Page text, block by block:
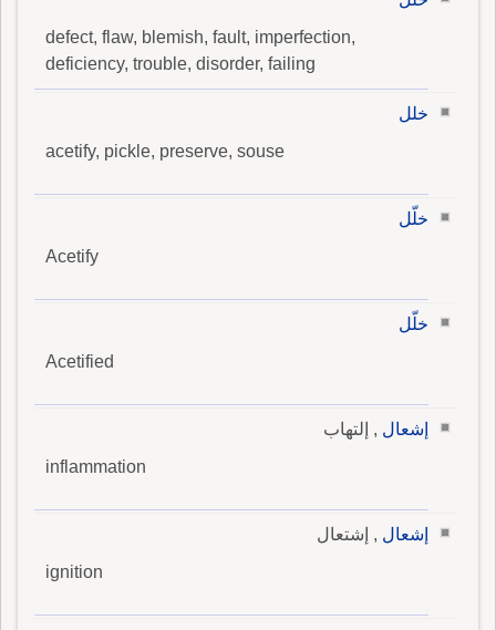
defect, flaw, blemish, fault, imperfection,
deficiency, trouble, disorder, failing
خلل
acetify, pickle, preserve, souse
خلّل
Acetify
خلّل
Acetified
إشعال , إلتهاب
inflammation
إشعال , إشتعال
ignition